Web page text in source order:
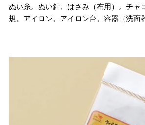
ぬい糸。ぬい針。はさみ（布用）。チャ
規。アイロン。アイロン台。容器（洗面